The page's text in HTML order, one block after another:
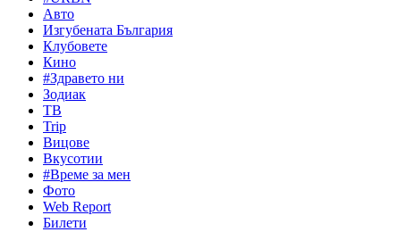
Авто
Изгубената България
Клубовете
Кино
#Здравето ни
Зодиак
ТВ
Trip
Вицове
Вкусотии
#Време за мен
Фото
Web Report
Билети